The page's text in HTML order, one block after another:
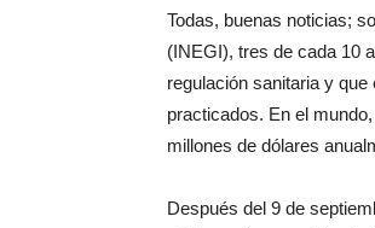
Todas, buenas noticias;
(INEGI), tres de cada 10
regulación sanitaria y
practicados. En el
millones de dólares
Después del 9 de